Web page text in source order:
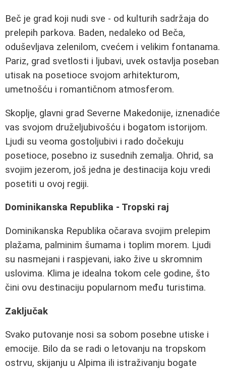
Beč je grad koji nudi sve - od kulturih sadržaja do
prelepih parkova. Baden, nedaleko od Beča,
oduševljava zelenilom, cvećem i velikim fontanama.
Pariz, grad svetlosti i ljubavi, uvek ostavlja poseban
utisak na posetioce svojom arhitekturom,
umetnošću i romantičnom atmosferom.
Skoplje, glavni grad Severne Makedonije, iznenadiće
vas svojom druželjubivošću i bogatom istorijom.
Ljudi su veoma gostoljubivi i rado dočekuju
posetioce, posebno iz susednih zemalja. Ohrid, sa
svojim jezerom, još jedna je destinacija koju vredi
posetiti u ovoj regiji.
Dominikanska Republika - Tropski raj
Dominikanska Republika očarava svojim prelepim
plažama, palminim šumama i toplim morem. Ljudi
su nasmejani i raspjevani, iako žive u skromnim
uslovima. Klima je idealna tokom cele godine, što
čini ovu destinaciju popularnom među turistima.
Zaključak
Svako putovanje nosi sa sobom posebne utiske i
emocije. Bilo da se radi o letovanju na tropskom
ostrvu, skijanju u Alpima ili istraživanju bogate